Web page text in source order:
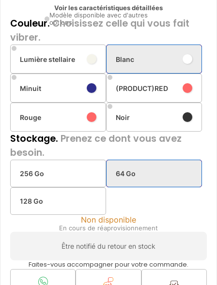
Voir les caractéristiques détaillées
Modèle disponible avec d'autres
options
Couleur.Choisissez celle qui vous fait
vibrer.
Lumière stellaire Blanc
Minuit (PRODUCT)RED
Rouge Noir
Stockage. Prenez ce dont vous avez
besoin.
256 Go 64 Go
128 Go
Non disponible
En cours de réaprovisionnement
Être notifié du retour en stock
Faites-vous accompagner pour votre commande.